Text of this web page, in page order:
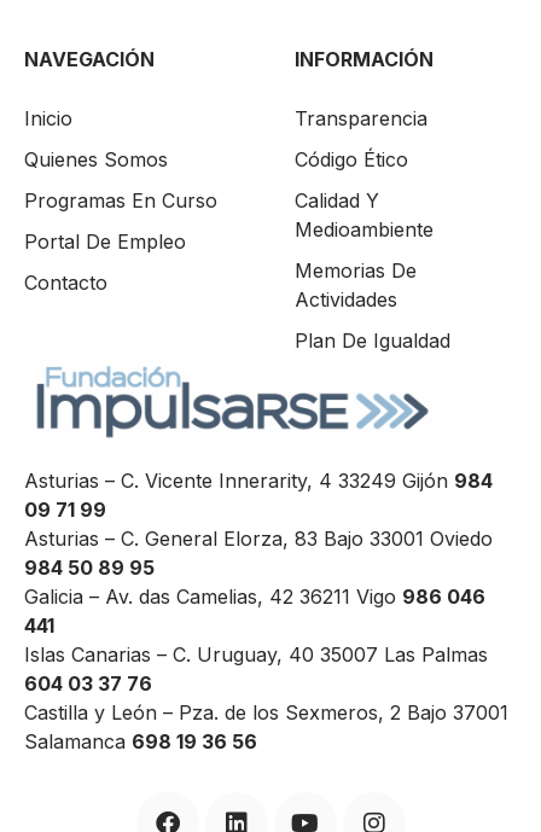
NAVEGACIÓN
Inicio
Quienes Somos
Programas En Curso
Portal De Empleo
Contacto
INFORMACIÓN
Transparencia
Código Ético
Calidad Y
Medioambiente
Memorias De
Actividades
Plan De Igualdad
Asturias – C. Vicente Innerarity, 4 33249 Gijón 984
09 71 99
Asturias – C. General Elorza, 83 Bajo 33001 Oviedo
984 50 89 95
Galicia – Av. das Camelias, 42 36211 Vigo 986 046
441
Islas Canarias – C. Uruguay, 40 35007 Las Palmas
604 03 37 76
Castilla y León – Pza. de los Sexmeros, 2 Bajo 37001
Salamanca 698 19 36 56